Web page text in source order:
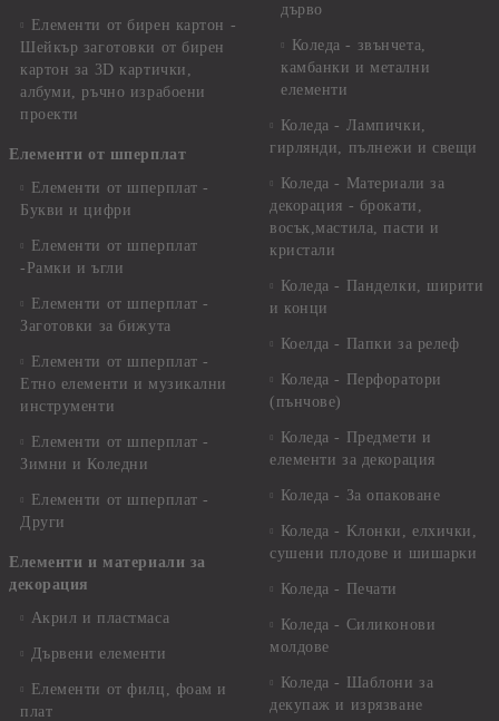
Елементи от бирен картон -
Шейкър заготовки от бирен
картон за 3D картички,
албуми, ръчно израбоени
проекти
Елементи от шперплат
Елементи от шперплат -
Букви и цифри
Елементи от шперплат
-Рамки и ъгли
Елементи от шперплат -
Заготовки за бижута
Елементи от шперплат -
Етно елементи и музикални
инструменти
Елементи от шперплат -
Зимни и Коледни
Елементи от шперплат -
Други
Елементи и материали за
декорация
Акрил и пластмаса
Дървени елементи
Елементи от филц, фоам и
плат
дърво
Коледа - звънчета,
камбанки и метални
елементи
Коледа - Лампички,
гирлянди, пълнежи и свещи
Коледа - Материали за
декорация - брокати,
восък,мастила, пасти и
кристали
Коледа - Панделки, ширити
и конци
Коелда - Папки за релеф
Коледа - Перфоратори
(пънчове)
Коледа - Предмети и
елементи за декорация
Коледа - За опаковане
Коледа - Kлонки, елхички,
сушени плодове и шишарки
Коледа - Печати
Коледа - Силиконови
молдове
Коледа - Шаблони за
декупаж и изрязване